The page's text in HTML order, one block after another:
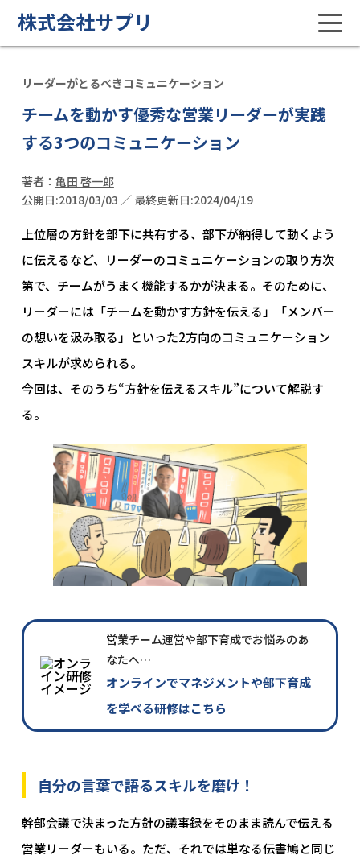
株式会社サプリ
リーダーがとるべきコミュニケーション
チームを動かす優秀な営業リーダーが実践
する3つのコミュニケーション
著者： 亀田 啓一郎
公開日:2018/03/03 ／ 最終更新日:2024/04/19
上位層の方針を部下に共有する、部下が納得して動くよう
に伝えるなど、リーダーのコミュニケーションの取り方次
第で、チームがうまく機能するかが決まる。そのために、
リーダーには「チームを動かす方針を伝える」「メンバー
の想いを汲み取る」といった2方向のコミュニケーション
スキルが求められる。
今回は、そのうち“方針を伝えるスキル”について解説す
る。
営業チーム運営や部下育成でお悩みのあ
なたへ…
オンラインでマネジメントや部下育成
を学べる研修はこちら
自分の言葉で語るスキルを磨け！
幹部会議で決まった方針の議事録をそのまま読んで伝える
営業リーダーもいる。ただ、それでは単なる伝書鳩と同じ